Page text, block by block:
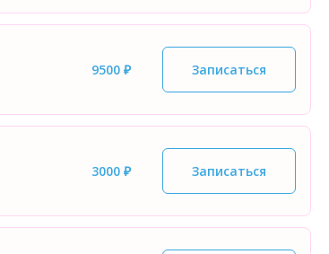
9500 ₽ Записаться
3000 ₽ Записаться